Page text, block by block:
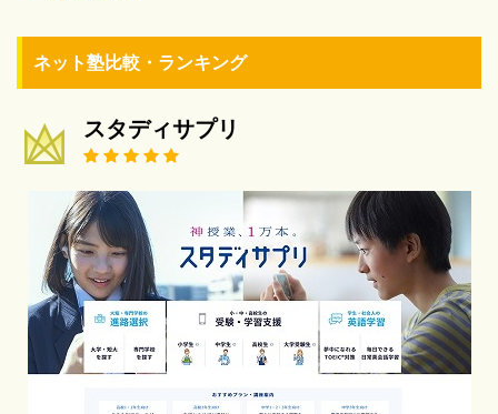
ネット塾比較・ランキング
スタディサプリ